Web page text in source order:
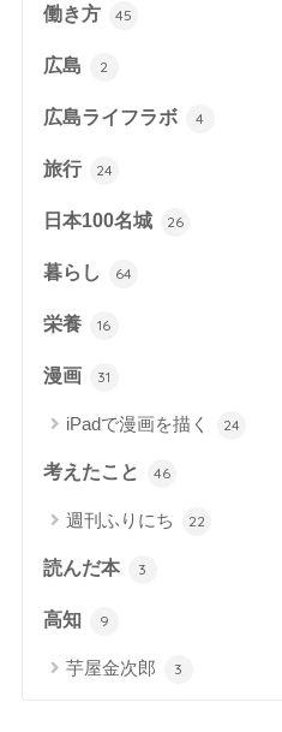
働き方 45
広島 2
広島ライフラボ 4
旅行 24
日本100名城 26
暮らし 64
栄養 16
漫画 31
iPadで漫画を描く 24
考えたこと 46
週刊ふりにち 22
読んだ本 3
高知 9
芋屋金次郎 3